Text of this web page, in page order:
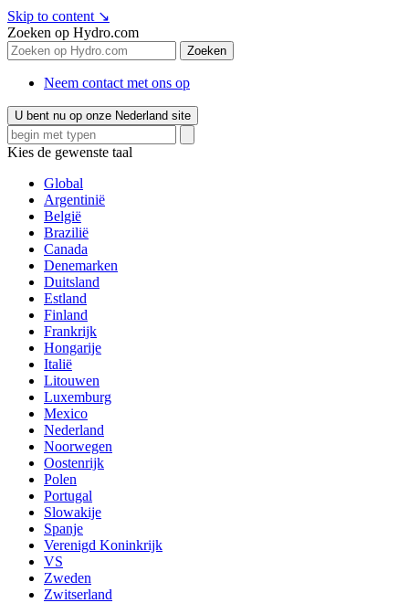
Skip to content ↘
Zoeken op Hydro.com
Zoeken
Neem contact met ons op
U bent nu op onze Nederland site
Kies de gewenste taal
Global
Argentinië
België
Brazilië
Canada
Denemarken
Duitsland
Estland
Finland
Frankrijk
Hongarije
Italië
Litouwen
Luxemburg
Mexico
Nederland
Noorwegen
Oostenrijk
Polen
Portugal
Slowakije
Spanje
Verenigd Koninkrijk
VS
Zweden
Zwitserland